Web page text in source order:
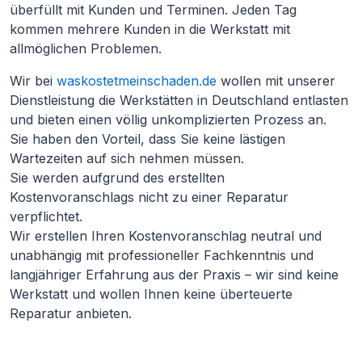
überfüllt mit Kunden und Terminen. Jeden Tag
kommen mehrere Kunden in die Werkstatt mit
allmöglichen Problemen.
Wir bei waskostetmeinschaden.de wollen mit unserer
Dienstleistung die Werkstätten in Deutschland entlasten
und bieten einen völlig unkomplizierten Prozess an.
Sie haben den Vorteil, dass Sie keine lästigen
Wartezeiten auf sich nehmen müssen.
Sie werden aufgrund des erstellten
Kostenvoranschlags nicht zu einer Reparatur
verpflichtet.
Wir erstellen Ihren Kostenvoranschlag neutral und
unabhängig mit professioneller Fachkenntnis und
langjähriger Erfahrung aus der Praxis – wir sind keine
Werkstatt und wollen Ihnen keine überteuerte
Reparatur anbieten.